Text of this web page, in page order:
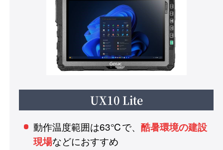
UX10 Lite
動作温度範囲は63℃で、 酷暑環境の建設
現場などにおすすめ